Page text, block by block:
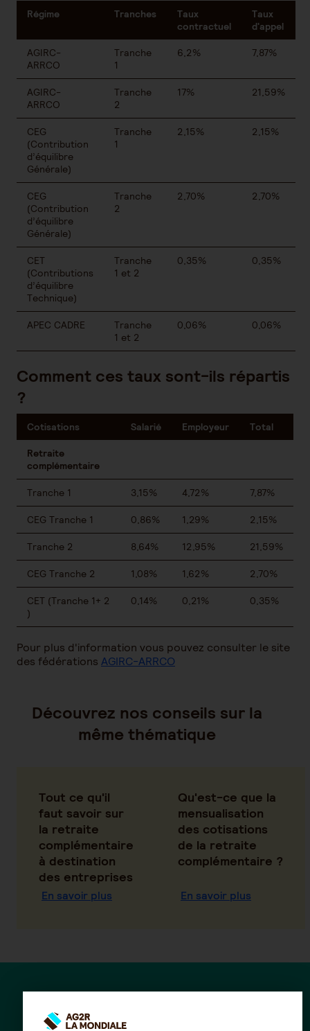
Régime Tranches
Taux
contractuel
Taux
d'appel
AGIRC-
ARRCO
Tranche
1
6,2% 7,87%
AGIRC-
ARRCO
Tranche
2
17% 21,59%
CEG
(Contribution
d’équilibre
Générale)
Tranche
1
2,15% 2,15%
CEG
(Contribution
d’équilibre
Générale)
Tranche
2
2,70% 2,70%
CET
(Contributions
d’équilibre
Technique)
Tranche
1 et 2
0,35% 0,35%
APEC CADRE
Tranche
1 et 2
0,06% 0,06%
Comment ces taux sont-ils répartis
?
Cotisations Salarié Employeur Total
Retraite
complémentaire
Tranche 1 3,15% 4,72% 7,87%
CEG Tranche 1 0,86% 1,29% 2,15%
Tranche 2 8,64% 12,95% 21,59%
CEG Tranche 2 1,08% 1,62% 2,70%
CET (Tranche 1+ 2
)
0,14% 0,21% 0,35%
Pour plus d'information vous pouvez consulter le site
des fédérations AGIRC-ARRCO
Découvrez nos conseils sur la
même thématique
Tout ce qu'il
faut savoir sur
la retraite
complémentaire
à destination
des entreprises
En savoir plus
Qu'est-ce que la
mensualisation
des cotisations
de la retraite
complémentaire ?
En savoir plus